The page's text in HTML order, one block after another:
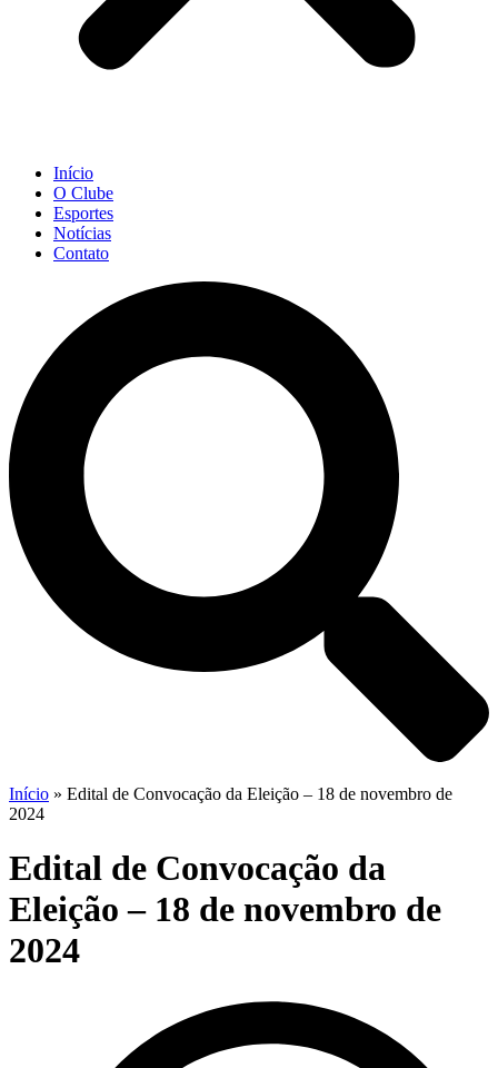
Início
O Clube
Esportes
Notícias
Contato
Início » Edital de Convocação da Eleição – 18 de novembro de
2024
Edital de Convocação da
Eleição – 18 de novembro de
2024